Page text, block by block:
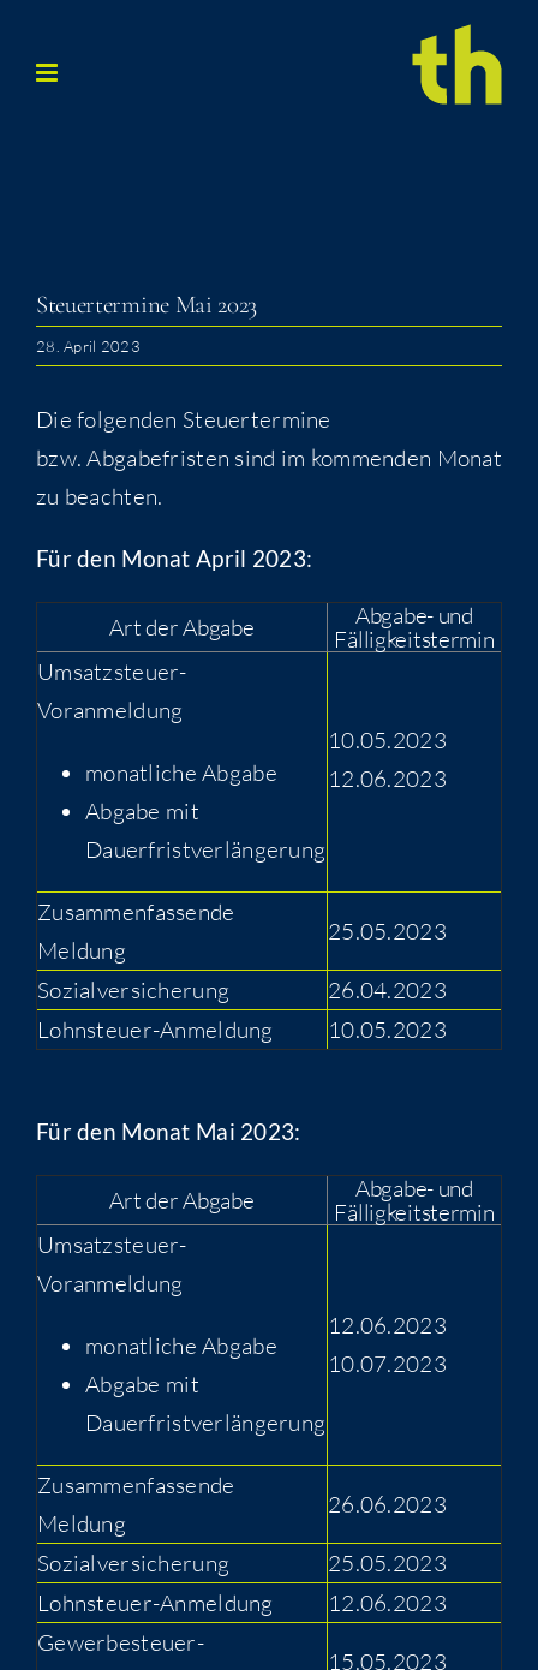
Inhalt
Steu­er­ter­mi­ne Mai 2023
28. April 2023
Die folgenden Steuertermine
bzw. Abgabefristen sind im kommenden Monat
zu beachten.
Für den Monat April 2023:
Art der Abgabe
Abgabe- und
Fälligkeitstermin
Umsatzsteuer-
Voranmeldung
monatliche Abgabe
Abgabe mit
Dauerfristverlängerung
10.05.2023
12.06.2023
Zusammenfassende
Meldung
25.05.2023
Sozialversicherung
26.04.2023
Lohnsteuer-Anmeldung
10.05.2023
Für den Monat Mai 2023:
Art der Abgabe
Abgabe- und
Fälligkeitstermin
Umsatzsteuer-
Voranmeldung
monatliche Abgabe
Abgabe mit
Dauerfristverlängerung
12.06.2023
10.07.2023
Zusammenfassende
Meldung
26.06.2023
Sozialversicherung
25.05.2023
Lohnsteuer-Anmeldung
12.06.2023
Gewerbesteuer-
15.05.2023